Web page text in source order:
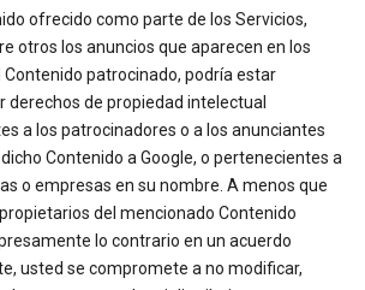
ofrecido como parte de los Servicios,
otros los anuncios que aparecen en los
Contenido patrocinado, podría estar
derechos de propiedad intelectual
a los patrocinadores o a los anunciantes
Contenido a Google, o pertenecientes a
o empresas en su nombre. A menos que
del mencionado Contenido
lo contrario en un acuerdo
usted se compromete a no modificar,